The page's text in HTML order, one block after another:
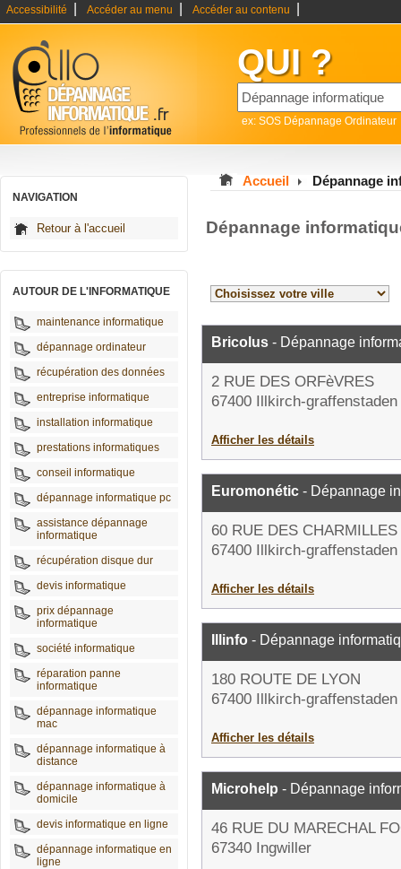
Accessibilité Accéder au menu Accéder au contenu
QUI ?
ex: SOS Dépannage Ordinateur
NAVIGATION
Retour à l'accueil
AUTOUR DE L'INFORMATIQUE
maintenance informatique
dépannage ordinateur
récupération des données
entreprise informatique
installation informatique
prestations informatiques
conseil informatique
dépannage informatique pc
assistance dépannage
informatique
récupération disque dur
devis informatique
prix dépannage
informatique
société informatique
réparation panne
informatique
dépannage informatique
mac
dépannage informatique à
distance
dépannage informatique à
domicile
devis informatique en ligne
dépannage informatique en
ligne
Accueil Dépannage
Dépannage
Bricolus - Dépannage
2 RUE DES ORFèVRES
67400 Illkirch-graffenstaden
Afficher les détails
Euromonétic - Dépannage
60 RUE DES CHARMILLES
67400 Illkirch-graffenstaden
Afficher les détails
Illinfo - Dépannage
180 ROUTE DE LYON
67400 Illkirch-graffenstaden
Afficher les détails
Microhelp - Dépannage
46 RUE DU MARECHAL
67340 Ingwiller